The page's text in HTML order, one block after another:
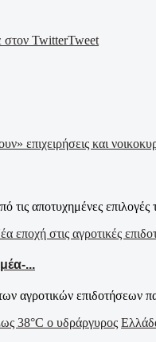
στον TwitterTweet
τις αποτυχημένες επιλογές
...
αγροτικών επιδοτήσεων